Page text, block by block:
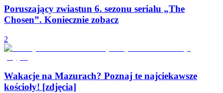
Poruszający zwiastun 6. sezonu serialu „The
Chosen”. Koniecznie zobacz
2
Wakacje na Mazurach? Poznaj te najciekawsze
kościoły! [zdjęcia]